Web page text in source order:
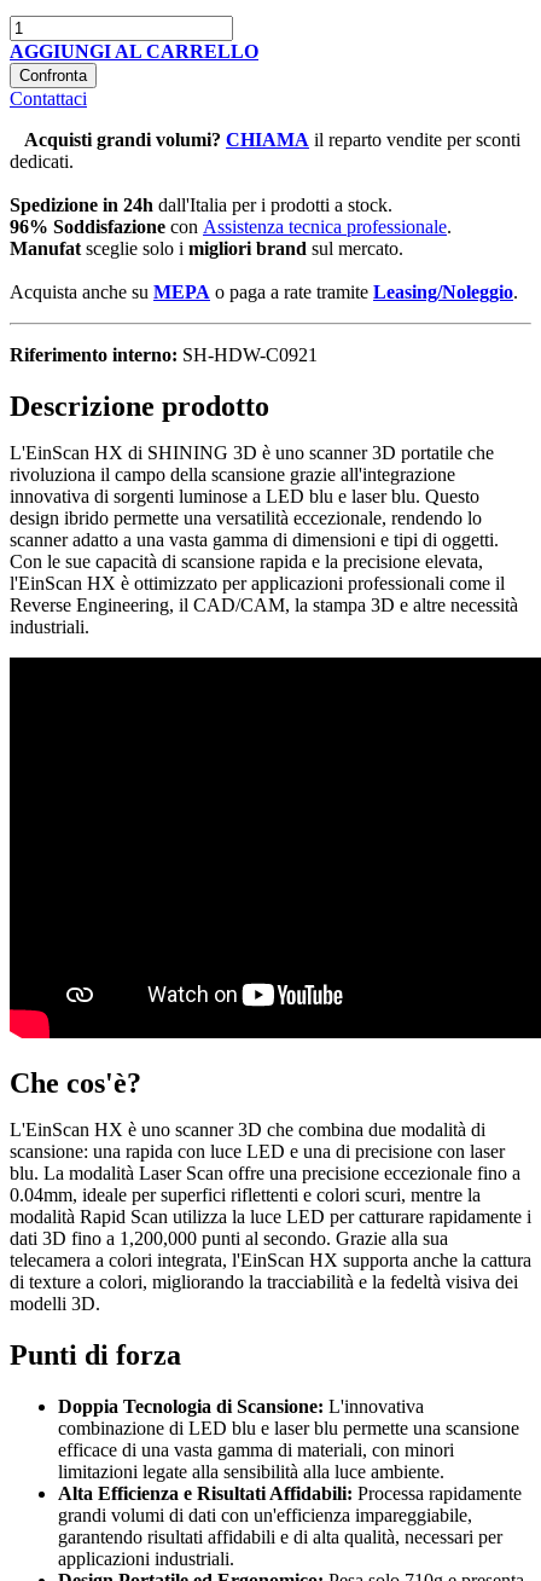
AGGIUNGI AL CARRELLO
Confronta
Contattaci
Acquisti grandi volumi? CHIAMA il reparto vendite per sconti
dedicati.
Spedizione in 24h dall'Italia per i prodotti a stock.
96% Soddisfazione con Assistenza tecnica professionale.
Manufat sceglie solo i migliori brand sul mercato.
Acquista anche su MEPA o paga a rate tramite Leasing/Noleggio.
Riferimento interno: SH-HDW-C0921
Descrizione prodotto
L'EinScan HX di SHINING 3D è uno scanner 3D portatile che
rivoluziona il campo della scansione grazie all'integrazione
innovativa di sorgenti luminose a LED blu e laser blu. Questo
design ibrido permette una versatilità eccezionale, rendendo lo
scanner adatto a una vasta gamma di dimensioni e tipi di oggetti.
Con le sue capacità di scansione rapida e la precisione elevata,
l'EinScan HX è ottimizzato per applicazioni professionali come il
Reverse Engineering, il CAD/CAM, la stampa 3D e altre necessità
industriali.
Che cos'è?
L'EinScan HX è uno scanner 3D che combina due modalità di
scansione: una rapida con luce LED e una di precisione con laser
blu. La modalità Laser Scan offre una precisione eccezionale fino a
0.04mm, ideale per superfici riflettenti e colori scuri, mentre la
modalità Rapid Scan utilizza la luce LED per catturare rapidamente i
dati 3D fino a 1,200,000 punti al secondo. Grazie alla sua
telecamera a colori integrata, l'EinScan HX supporta anche la cattura
di texture a colori, migliorando la tracciabilità e la fedeltà visiva dei
modelli 3D.
Punti di forza
Doppia Tecnologia di Scansione: L'innovativa
combinazione di LED blu e laser blu permette una scansione
efficace di una vasta gamma di materiali, con minori
limitazioni legate alla sensibilità alla luce ambiente.
Alta Efficienza e Risultati Affidabili: Processa rapidamente
grandi volumi di dati con un'efficienza impareggiabile,
garantendo risultati affidabili e di alta qualità, necessari per
applicazioni industriali.